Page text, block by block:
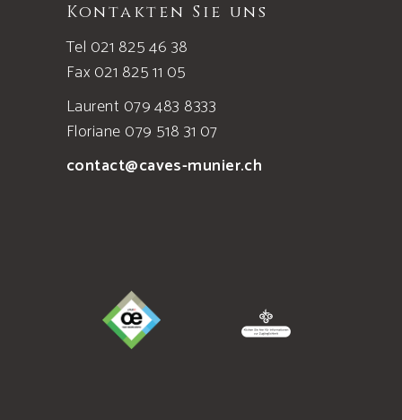
Kontakten Sie uns
Tel 021 825 46 38
Fax 021 825 11 05
Laurent 079 483 8333
Floriane 079 518 31 07
contact@caves-munier.ch